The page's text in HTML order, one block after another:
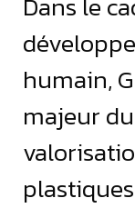
humain,
majeur